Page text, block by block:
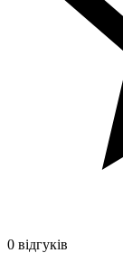
0 відгуків